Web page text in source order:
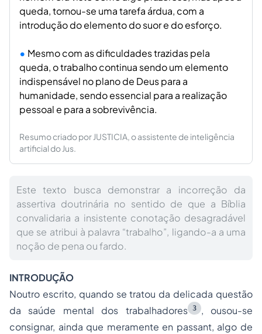
queda, tornou-se uma tarefa árdua, com a
introdução do elemento do suor e do esforço.
Mesmo com as dificuldades trazidas pela
queda, o trabalho continua sendo um elemento
indispensável no plano de Deus para a
humanidade, sendo essencial para a realização
pessoal e para a sobrevivência.
Resumo criado por JUSTICIA, o assistente de inteligência
artificial do Jus.
Este texto busca demonstrar a incorreção da
assertiva doutrinária no sentido de que a Bíblia
convalidaria a insistente conotação desagradável
que se atribui à palavra “trabalho”, ligando-a a uma
noção de pena ou fardo.
INTRODUÇÃO
Noutro escrito, quando se tratou da delicada questão
da saúde mental dos trabalhadores 3 , ousou-se
consignar, ainda que meramente en passant, algo de